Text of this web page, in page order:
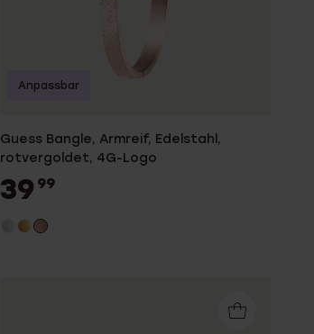
Guess Bangle, Armreif, Edelstahl,
rotvergoldet, 4G-Logo
39 99
Anpassbar